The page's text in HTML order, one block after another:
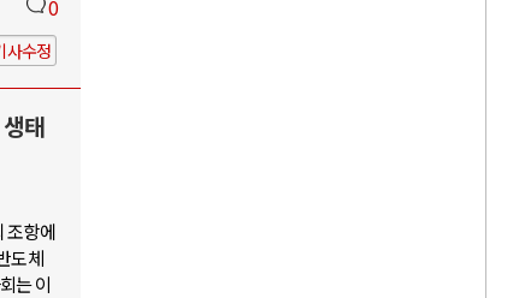
0
사수정
태
조항에
도체
는 이